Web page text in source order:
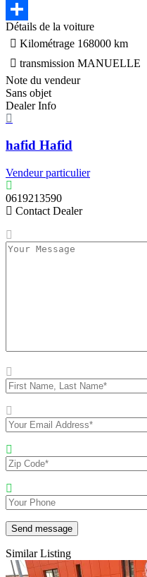
Email
Partager
Détails de la voiture
Kilométrage 168000 km
transmission MANUELLE
Note du vendeur
Sans objet
Dealer Info
hafid Hafid
Vendeur particulier
0619213590
Contact Dealer
Similar Listing